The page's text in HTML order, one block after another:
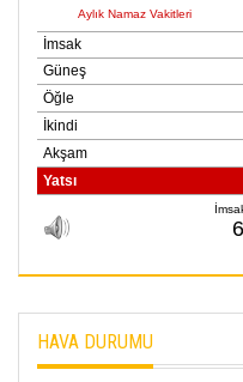
HAVA DURUMU